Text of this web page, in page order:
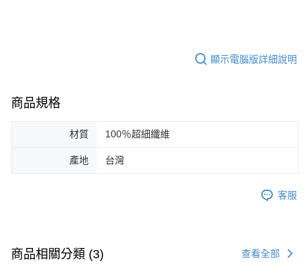
顯示電腦版詳細說明
商品規格
材質 100％超細纖維
產地 台灣
客服
商品相關分類 (3) 查看全部